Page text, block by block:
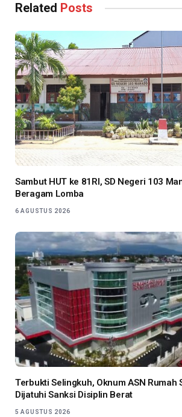
Related Posts
Sambut HUT ke 81RI, SD Negeri 103
Beragam Lomba
6 AGUSTUS 2026
Terbukti Selingkuh, Oknum ASN Rumah
Dijatuhi Sanksi Disiplin Berat
5 AGUSTUS 2026